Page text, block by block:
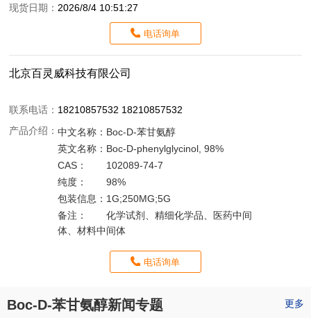
现货日期： 2026/8/4 10:51:27
电话询单
北京百灵威科技有限公司
联系电话： 18210857532 18210857532
产品介绍：中文名称： Boc-D-苯甘氨醇
英文名称： Boc-D-phenylglycinol, 98%
CAS：
102089-74-7
纯度：
98%
包装信息： 1G;250MG;5G
备注：
化学试剂、精细化学品、医药中间
体、材料中间体
电话询单
Boc-D-苯甘氨醇新闻专题 更多